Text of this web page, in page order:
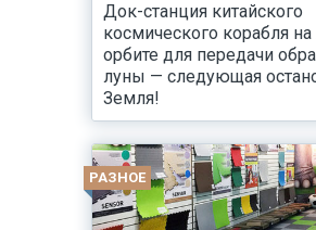
Док-станция китайского
космического корабля
орбите для передачи
луны — следующая
Земля!
РАЗНОЕ